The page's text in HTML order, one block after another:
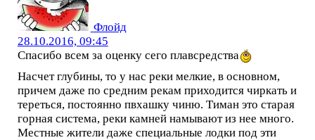
Флойд
28.10.2016, 09:45
Спасибо всем за оценку сего плавсредства
Насчет глубины, то у нас реки мелкие, в основном,
причем даже по средним рекам приходится чиркать и
тереться, постоянно пвхашку чиню. Тиман это старая
горная система, реки камней намывают из нее много.
Местные жители даже специальные лодки под эти